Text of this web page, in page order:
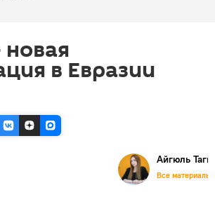
в Евразии
Айгюль
Все материалы